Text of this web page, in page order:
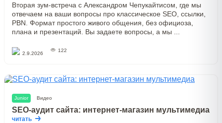
Вторая зум-встреча с Александром Чепукайтисом, где мы
отвечаем на ваши вопросы про классическое SEO, ссылки,
PBN. Формат простого живого общения, без официоза,
плана и презентаций. Вы задаете вопросы, а мы ...
2.9.2026
122
Junior Видео
SEO-аудит сайта: интернет-магазин мультимедиа
читать